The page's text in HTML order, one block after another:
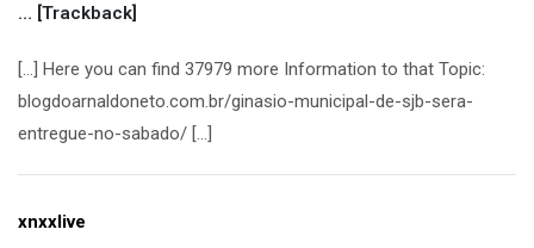
… [Trackback]
[…] Here you can find 37979 more Information to that Topic:
blogdoarnaldoneto.com.br/ginasio-municipal-de-sjb-sera-
entregue-no-sabado/ […]
xnxxlive